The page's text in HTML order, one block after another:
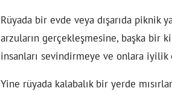
Rüyada bir evde veya dışarıda piknik
arzuların gerçekleşmesine, başka bir
insanları sevindirmeye ve onlara
Yine rüyada kalabalık bir yerde